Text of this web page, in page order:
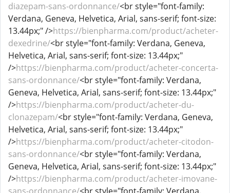
diazepam-sans-ordonnance/<br style="font-family:
Verdana, Geneva, Helvetica, Arial, sans-serif; font-size:
13.44px;" />https://bienpharma.com/product/acheter-
dexedrine/<br style="font-family: Verdana, Geneva,
Helvetica, Arial, sans-serif; font-size: 13.44px;"
/>https://bienpharma.com/product/acheter-concerta-
sans-ordonnance/<br style="font-family: Verdana,
Geneva, Helvetica, Arial, sans-serif; font-size: 13.44px;"
/>https://bienpharma.com/product/acheter-du-
clonazepam/<br style="font-family: Verdana, Geneva,
Helvetica, Arial, sans-serif; font-size: 13.44px;"
/>https://bienpharma.com/product/acheter-citodon-
sans-ordonnance/<br style="font-family: Verdana,
Geneva, Helvetica, Arial, sans-serif; font-size: 13.44px;"
/>https://bienpharma.com/product/acheter-imovane-